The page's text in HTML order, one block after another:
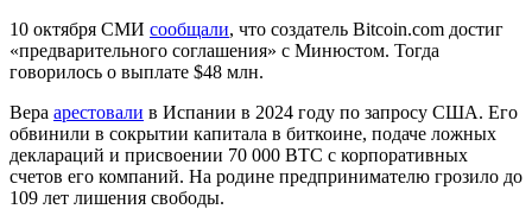
10 октября СМИ сообщали, что создатель Bitcoin.com достиг
«предварительного соглашения» с Минюстом. Тогда
говорилось о выплате $48 млн.
Вера арестовали в Испании в 2024 году по запросу США. Его
обвинили в сокрытии капитала в биткоине, подаче ложных
деклараций и присвоении 70 000 BTC с корпоративных
счетов его компаний. На родине предпринимателю грозило до
109 лет лишения свободы.